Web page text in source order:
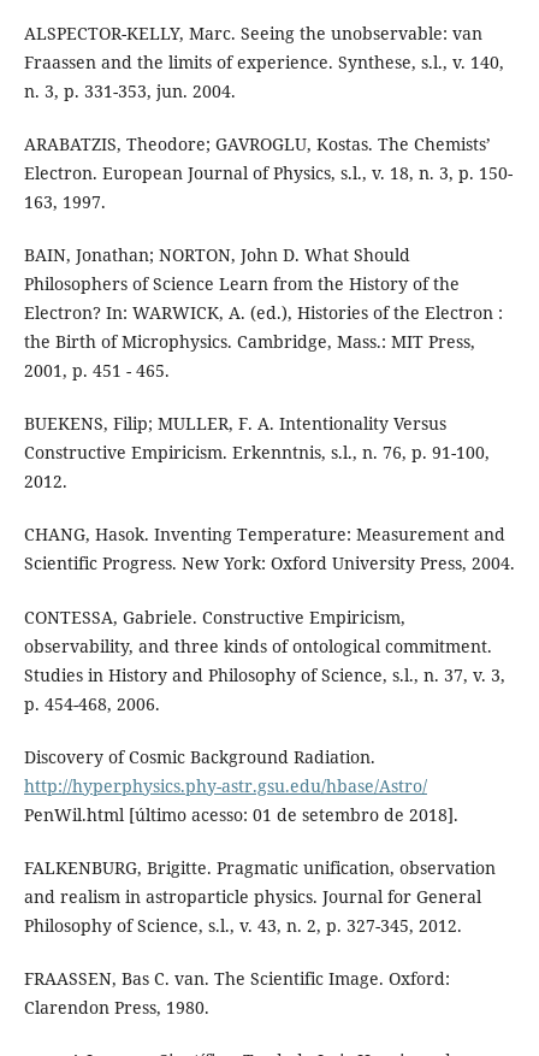
ALSPECTOR-KELLY, Marc. Seeing the unobservable: van
Fraassen and the limits of experience. Synthese, s.l., v. 140,
n. 3, p. 331-353, jun. 2004.
ARABATZIS, Theodore; GAVROGLU, Kostas. The Chemists’
Electron. European Journal of Physics, s.l., v. 18, n. 3, p. 150-
163, 1997.
BAIN, Jonathan; NORTON, John D. What Should
Philosophers of Science Learn from the History of the
Electron? In: WARWICK, A. (ed.), Histories of the Electron :
the Birth of Microphysics. Cambridge, Mass.: MIT Press,
2001, p. 451 - 465.
BUEKENS, Filip; MULLER, F. A. Intentionality Versus
Constructive Empiricism. Erkenntnis, s.l., n. 76, p. 91-100,
2012.
CHANG, Hasok. Inventing Temperature: Measurement and
Scientific Progress. New York: Oxford University Press, 2004.
CONTESSA, Gabriele. Constructive Empiricism,
observability, and three kinds of ontological commitment.
Studies in History and Philosophy of Science, s.l., n. 37, v. 3,
p. 454-468, 2006.
Discovery of Cosmic Background Radiation.
http://hyperphysics.phy-astr.gsu.edu/hbase/Astro/
PenWil.html [último acesso: 01 de setembro de 2018].
FALKENBURG, Brigitte. Pragmatic unification, observation
and realism in astroparticle physics. Journal for General
Philosophy of Science, s.l., v. 43, n. 2, p. 327-345, 2012.
FRAASSEN, Bas C. van. The Scientific Image. Oxford:
Clarendon Press, 1980.